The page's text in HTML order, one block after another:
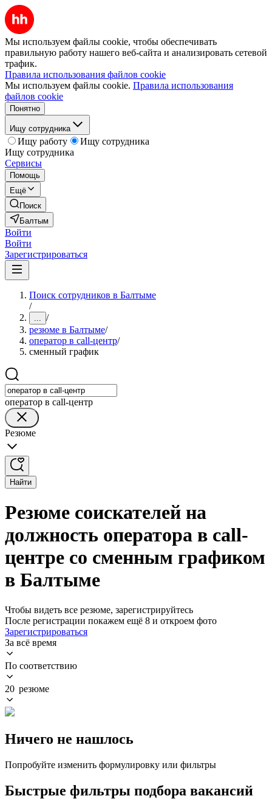
Мы используем файлы cookie, чтобы обеспечивать
правильную работу нашего веб-сайта и анализировать сетевой
трафик.
Правила использования файлов cookie
Мы используем файлы cookie. Правила использования
файлов cookie
Понятно
Ищу сотрудника
Ищу работу
Ищу сотрудника
Ищу сотрудника
Сервисы
Помощь
Ещё
Поиск
Балтым
Войти
Войти
Зарегистрироваться
Поиск сотрудников в Балтыме
/
... /
резюме в Балтыме/
оператор в call-центр/
сменный график
оператор в call-центр
Резюме
Найти
Резюме соискателей на
должность оператора в call-
центре со сменным графиком
в Балтыме
Чтобы видеть все резюме, зарегистрируйтесь
После регистрации покажем ещё 8 и откроем фото
Зарегистрироваться
За всё время
По соответствию
20 резюме
Ничего не нашлось
Попробуйте изменить формулировку или фильтры
Быстрые фильтры подбора вакансий